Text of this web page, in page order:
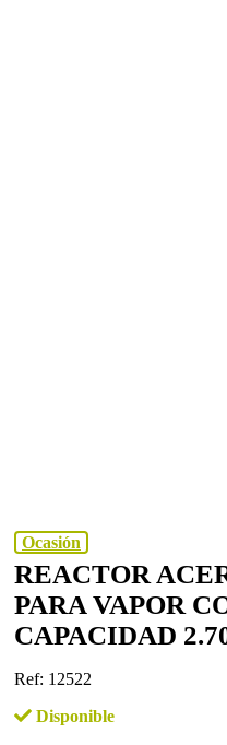
Ocasión
REACTOR
PARA VAPOR
CAPACIDAD
Ref: 12522
Disponible